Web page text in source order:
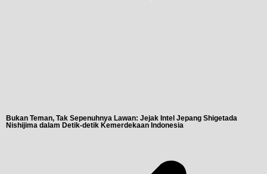
Bukan Teman, Tak Sepenuhnya Lawan: Jejak Intel Jepang Shigetada
Nishijima dalam Detik-detik Kemerdekaan Indonesia